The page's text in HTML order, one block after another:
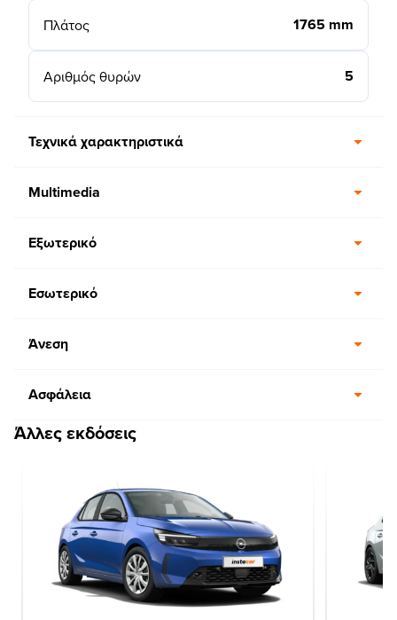
Πλάτος 1765 mm
Αριθμός θυρών 5
Τεχνικά χαρακτηριστικά
Multimedia
Εξωτερικό
Εσωτερικό
Άνεση
Ασφάλεια
Άλλες εκδόσεις